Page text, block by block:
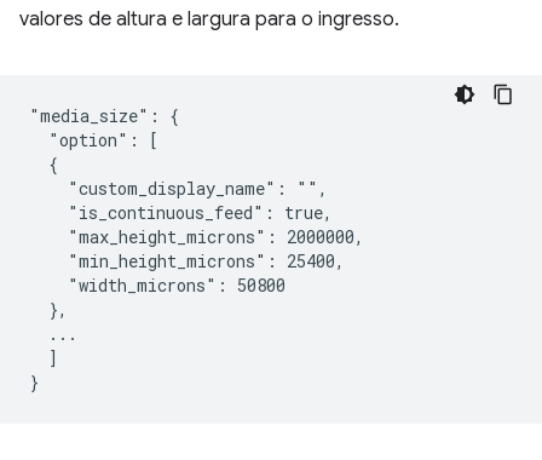
valores de altura e largura para o ingresso.
"media_size": {
  "option": [
  {
    "custom_display_name": "",
    "is_continuous_feed": true,
    "max_height_microns": 2000000,
    "min_height_microns": 25400,
    "width_microns": 50800
  },
  ...
  ]